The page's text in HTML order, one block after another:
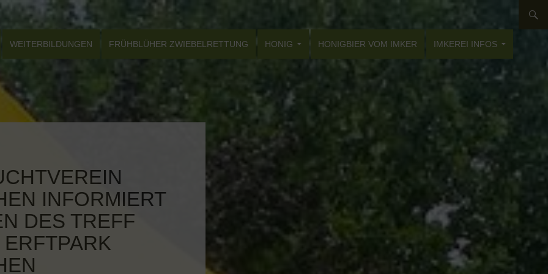
WEITERBILDUNGEN FRÜHBLÜHER ZWIEBELRETTUNG HONIG HONIGBIER VOM IMKER IMKEREI INFOS
INFORMIERT
DES TREFF